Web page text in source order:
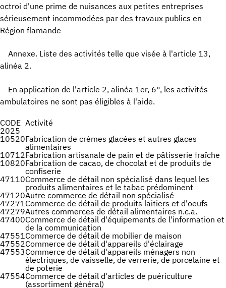
octroi d'une prime de nuisances aux petites entreprises
sérieusement incommodées par des travaux publics en
Région flamande
Annexe. Liste des activités telle que visée à l'article 13,
alinéa 2.
En application de l'article 2, alinéa 1er, 6°, les activités
ambulatoires ne sont pas éligibles à l'aide.
CODE
2025
Activité
10520Fabrication de crèmes glacées et autres glaces
alimentaires
10712Fabrication artisanale de pain et de pâtisserie fraîche
10820Fabrication de cacao, de chocolat et de produits de
confiserie
47110Commerce de détail non spécialisé dans lequel les
produits alimentaires et le tabac prédominent
47120Autre commerce de détail non spécialisé
47271Commerce de détail de produits laitiers et d'oeufs
47279Autres commerces de détail alimentaires n.c.a.
47400Commerce de détail d'équipements de l'information et
de la communication
47551Commerce de détail de mobilier de maison
47552Commerce de détail d'appareils d'éclairage
47553Commerce de détail d'appareils ménagers non
électriques, de vaisselle, de verrerie, de porcelaine et
de poterie
47554Commerce de détail d'articles de puériculture
(assortiment général)